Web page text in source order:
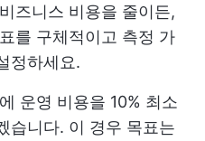
즈니스 비용을 줄이든,
를 구체적이고 측정 가
정하세요.
운영 비용을 10% 최소
습니다. 이 경우 목표는